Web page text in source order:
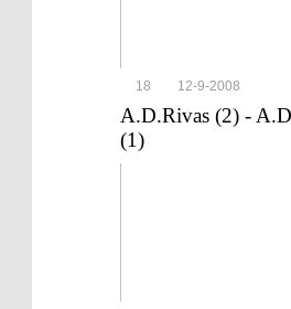
18 12-9-2008
A.D.Rivas (2) -
(1)